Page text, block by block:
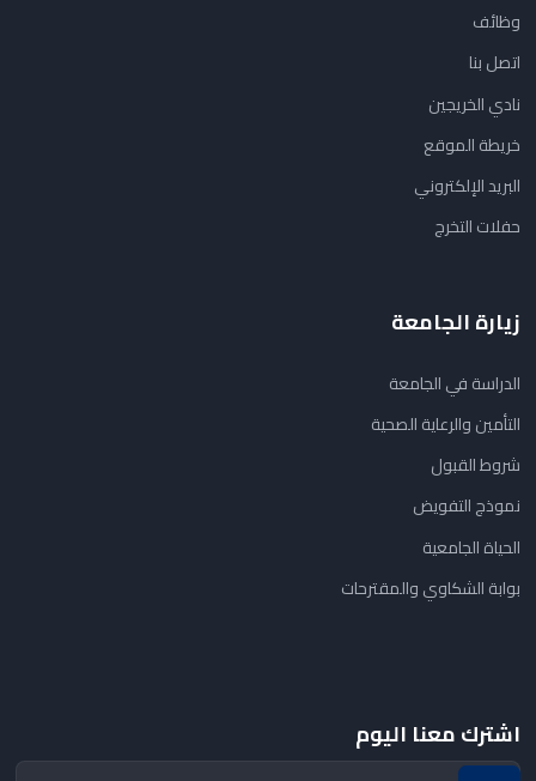
وظائف
اتصل بنا
نادي الخريجين
خريطة الموقع
البريد الإلكتروني
حفلات التخرج
زيارة الجامعة
الدراسة في الجامعة
التأمين والرعاية الصحية
شروط القبول
نموذج التفويض
الحياة الجامعية
بوابة الشكاوي والمقترحات
اشترك معنا اليوم